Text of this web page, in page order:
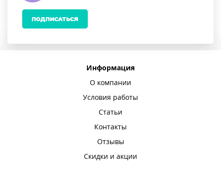
ПОДПИСАТЬСЯ
Информация
О компании
Условия работы
Статьи
Контакты
Отзывы
Скидки и акции